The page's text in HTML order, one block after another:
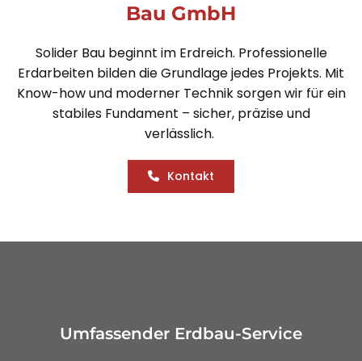
Bau GmbH
Solider Bau beginnt im Erdreich. Professionelle
Erdarbeiten bilden die Grundlage jedes Projekts. Mit
Know-how und moderner Technik sorgen wir für ein
stabiles Fundament – sicher, präzise und
verlässlich.
Kontakt
Umfassender Erdbau-Service